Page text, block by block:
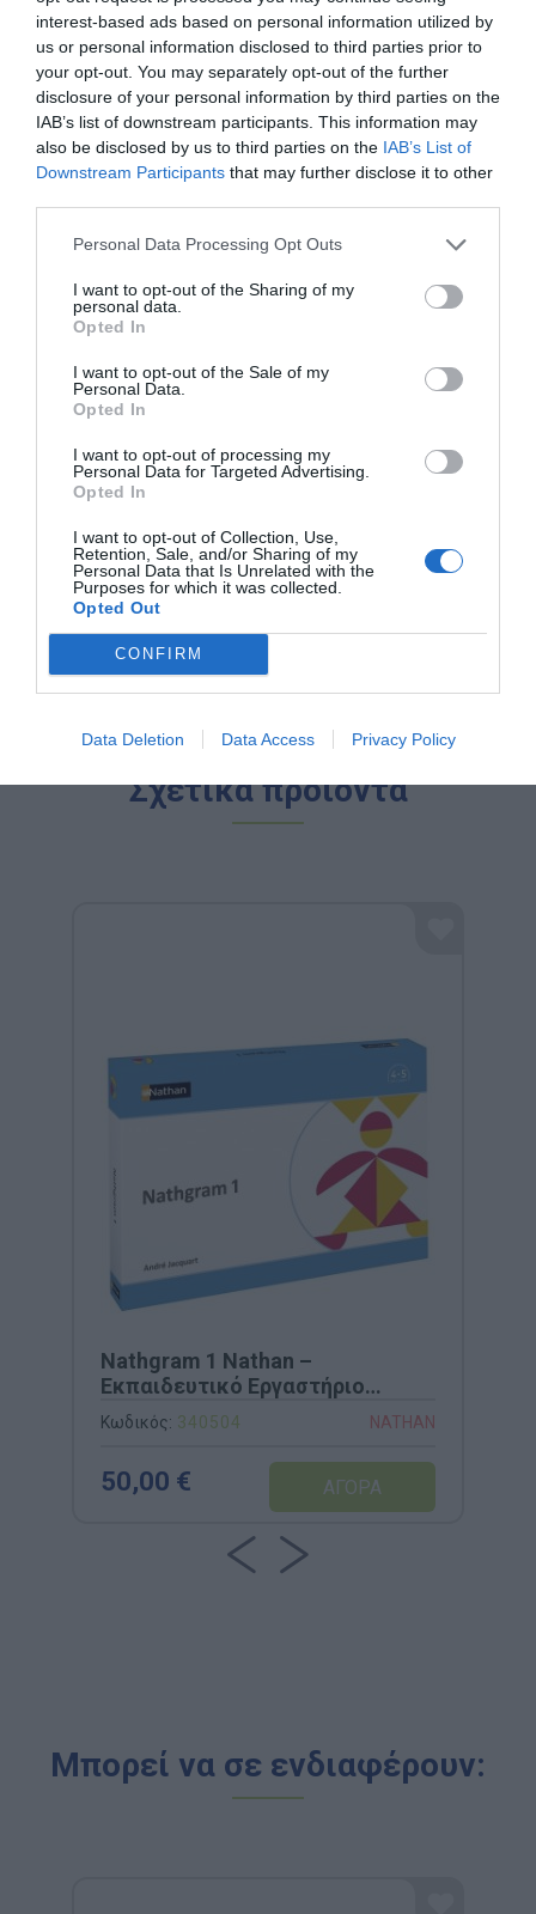
interest-based ads based on personal information utilized by
us or personal information disclosed to third parties prior to
your opt-out. You may separately opt-out of the further
disclosure of your personal information by third parties on the
IAB’s list of downstream participants. This information may
also be disclosed by us to third parties on the IAB’s List of
Downstream Participants that may further disclose it to other
Personal Data Processing Opt Outs
I want to opt-out of the Sharing of my
personal data.
Opted In
I want to opt-out of the Sale of my
Personal Data.
Opted In
I want to opt-out of processing my
Personal Data for Targeted Advertising.
Opted In
I want to opt-out of Collection, Use,
Retention, Sale, and/or Sharing of my
Personal Data that Is Unrelated with the
Purposes for which it was collected.
Opted Out
CONFIRM
Data Deletion Data Access Privacy Policy
διδασκαλία. Τα προϊόντα της είναι προσεκτικά
κατηγοριοποιημένα σε ενότητες, καθεμία από τις
οποίες εξυπηρετεί ένανσυγκεκριμένο αναπτυξιακό
στόχο:
Ανάπτυξη Δεξιοτήτων:Από τη λεπτή κινητικότητα
έως τη λογική σκέψη.
Διέγερση Εμπειρίας:
Κάθε παζλ και παιχνίδι είναι
ένα εργαλείο που κινητοποιεί τη σκέψη και τη
δημιουργικότητα.
Νηπιαγωγεία).
Η Educo αποτελεί μέρος μιας μεγάλης οικογένειας
που εξειδικεύεται στην εκπαίδευση. Στον όμιλο της
Heutinkανήκουν επίσης παγκοσμίου φήμης brands,
παιδαγωγική εγκυρότητα:
Montessori:Αυθεντικά υλικά της μεθόδου
Μοντεσσόρι.
τη γλώσσα.
Toys for Life:
Ποιοτικά παιχνίδια για την ανάπτυξη
των παιδιών στο σπίτι.
Η αποστολή μας: Να κάνουμε κάθε παιδί να
χαμογελά ενώ ανακαλύπτει τον κόσμο. Γιατί όταν το
παιχνίδι συνδυάζεται με τη μάθηση, το αποτέλεσμα
είναι η ευτυχία!
Σχετικά προϊόντα
Nathgram 1 Nathan –
Εκπαιδευτικό Εργαστήριο
Γεωμετρικής Σύνθεσης &
Συναρμολόγησης (Κωδ. 340504)
Κωδικός: 340504 NATHAN
50,00 €
Μπορεί να σε ενδιαφέρουν: